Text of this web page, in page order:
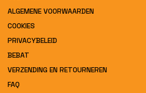
ALGEMENE VOORWAARDEN
COOKIES
PRIVACYBELEID
BEBAT
VERZENDING EN RETOURNEREN
FAQ